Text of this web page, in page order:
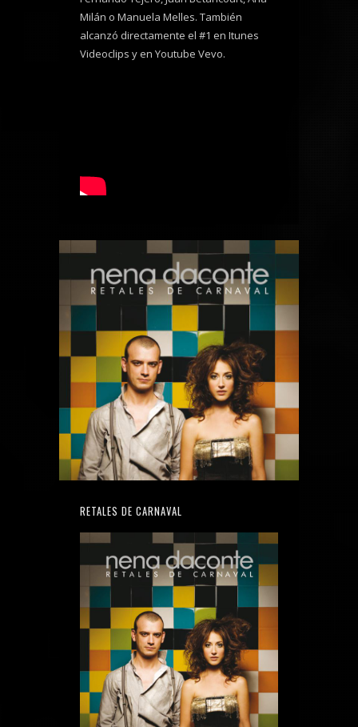
Milán o Manuela Melles. También
alcanzó directamente el #1 en Itunes
Videoclips y en Youtube Vevo.
RETALES DE CARNAVAL